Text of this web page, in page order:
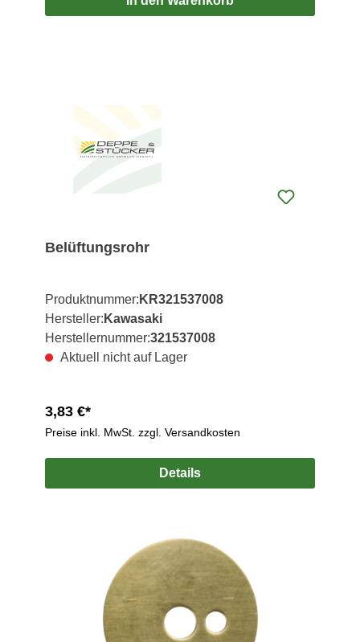
Belüftungsrohr
Produktnummer: KR321537008
Hersteller: Kawasaki
Herstellernummer:321537008
Aktuell nicht auf Lager
3,83 €*
Preise inkl. MwSt. zzgl. Versandkosten
Details